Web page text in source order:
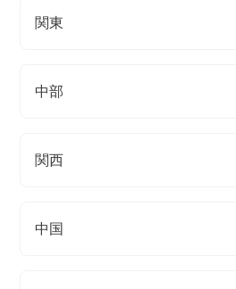
関東
中部
関西
中国